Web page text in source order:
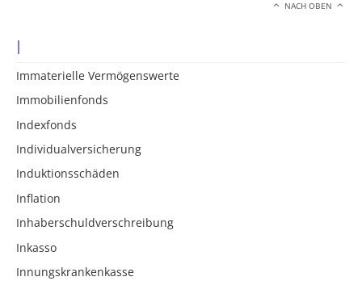
NACH OBEN
I
Immaterielle Vermögenswerte
Immobilienfonds
Indexfonds
Individualversicherung
Induktionsschäden
Inflation
Inhaberschuldverschreibung
Inkasso
Innungskrankenkasse